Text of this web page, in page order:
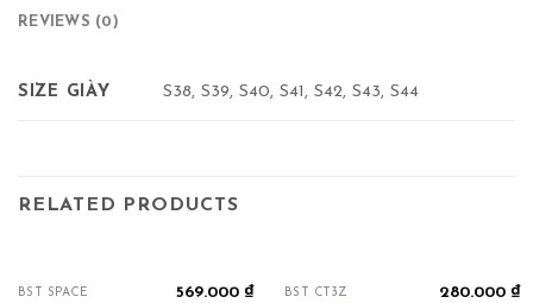
REVIEWS (0)
SIZE GIÀY S38, S39, S40, S41, S42, S43, S44
RELATED PRODUCTS
BST SPACE 569.000₫ BST CT3Z 280.000₫